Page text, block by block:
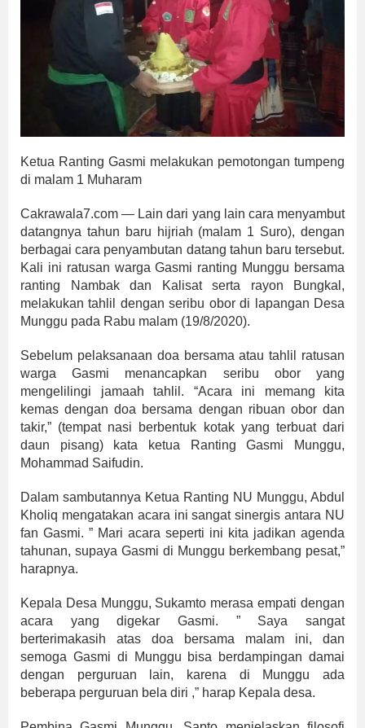
Ketua Ranting Gasmi melakukan pemotongan tumpeng
di malam 1 Muharam
Cakrawala7.com — Lain dari yang lain cara menyambut
datangnya tahun baru hijriah (malam 1 Suro), dengan
berbagai cara penyambutan datang tahun baru tersebut.
Kali ini ratusan warga Gasmi ranting Munggu bersama
ranting Nambak dan Kalisat serta rayon Bungkal,
melakukan tahlil dengan seribu obor di lapangan Desa
Munggu pada Rabu malam (19/8/2020).
Sebelum pelaksanaan doa bersama atau tahlil ratusan
warga Gasmi menancapkan seribu obor yang
mengelilingi jamaah tahlil. “Acara ini memang kita
kemas dengan doa bersama dengan ribuan obor dan
takir,” (tempat nasi berbentuk kotak yang terbuat dari
daun pisang) kata ketua Ranting Gasmi Munggu,
Mohammad Saifudin.
Dalam sambutannya Ketua Ranting NU Munggu, Abdul
Kholiq mengatakan acara ini sangat sinergis antara NU
fan Gasmi. ” Mari acara seperti ini kita jadikan agenda
tahunan, supaya Gasmi di Munggu berkembang pesat,”
harapnya.
Kepala Desa Munggu, Sukamto merasa empati dengan
acara yang digekar Gasmi. ” Saya sangat
berterimakasih atas doa bersama malam ini, dan
semoga Gasmi di Munggu bisa berdampingan damai
dengan perguruan lain, karena di Munggu ada
beberapa perguruan bela diri ,” harap Kepala desa.